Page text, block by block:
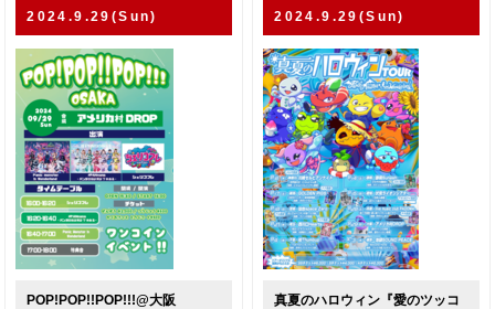
2024.9.29(Sun)
POP!POP!!POP!!!@大阪
2024.9.29(Sun)
真夏のハロウィン『愛のツッコ